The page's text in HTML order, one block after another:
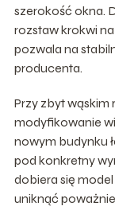
szerokość okna.
rozstaw krokwi
pozwala na
producenta.
Przy zbyt
modyfikowanie
nowym budynku
pod konkretny
dobiera się
uniknąć